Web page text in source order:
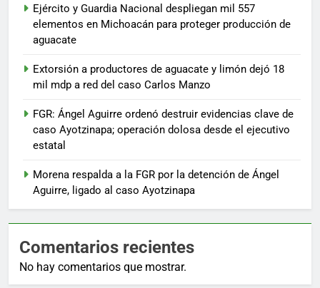
Ejército y Guardia Nacional despliegan mil 557
elementos en Michoacán para proteger producción de
aguacate
Extorsión a productores de aguacate y limón dejó 18
mil mdp a red del caso Carlos Manzo
FGR: Ángel Aguirre ordenó destruir evidencias clave de
caso Ayotzinapa; operación dolosa desde el ejecutivo
estatal
Morena respalda a la FGR por la detención de Ángel
Aguirre, ligado al caso Ayotzinapa
Comentarios recientes
No hay comentarios que mostrar.